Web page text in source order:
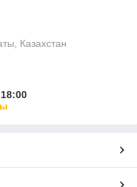
Казахстан